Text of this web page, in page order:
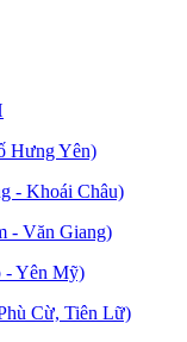
Hưng Yên)
- Khoái Châu)
- Văn Giang)
Yên Mỹ)
Cừ, Tiên Lữ)